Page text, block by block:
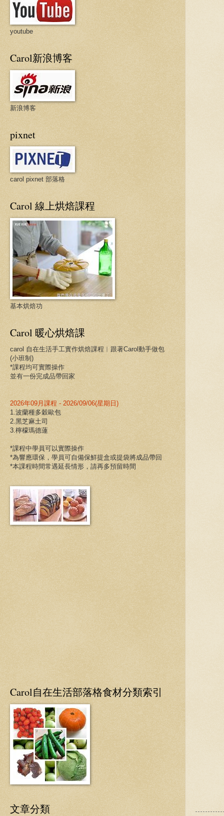
youtube
Carol新浪博客
新浪博客
pixnet
carol pixnet 部落格
Carol 線上烘焙課程
基本烘焙功
Carol 暖心烘焙課
carol 自在生活手工實作烘焙課程︱跟著Carol動手做包
(小班制)
*課程均可實際操作
並有一份完成品帶回家
2026年09月課程 - 2026/09/06(星期日)
1.波蘭種多穀歐包
2.黑芝麻土司
3.檸檬瑪德蓮
*課程中學員可以實際操作
*為響應環保，學員可自備保鮮提盒或提袋將成品帶回
*本課程時間常遇延長情形，請再多預留時間
Carol自在生活部落格食材分類索引
文章分類